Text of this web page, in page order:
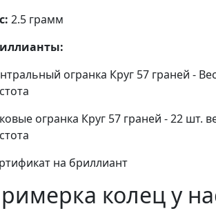
2.5 грамм
огранка Круг 57 граней -
огранка Круг 57 граней - 22 шт.
на бриллиант
колец у